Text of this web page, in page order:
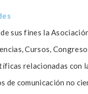
sus fines la
Cursos,
relacionadas con
de comunicación no